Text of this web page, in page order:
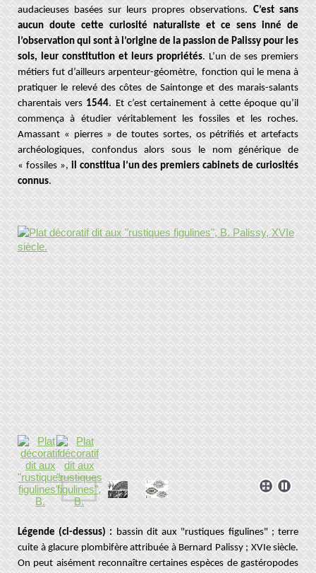
audacieuses basées sur leurs propres observations. C’est sans
aucun doute cette curiosité naturaliste et ce sens inné de
l’observation qui sont à l’origine de la passion de Palissy pour les
sols, leur constitution et leurs propriétés. L’un de ses premiers
métiers fut d’ailleurs arpenteur-géomètre, fonction qui le mena à
pratiquer le relevé des côtes de Saintonge et des marais-salants
charentais vers 1544. Et c’est certainement à cette époque qu’il
commença à étudier véritablement les fossiles et les roches.
Amassant « pierres » de toutes sortes, os pétrifiés et artefacts
archéologiques, confondus alors sous le nom générique de
« fossiles »,il constitua l’un des premiers cabinets de curiosités
connus.
Légende (ci-dessus) :bassin dit aux "rustiques figulines" ; terre
cuite à glacure plombifère attribuée à Bernard Palissy ; XVIe siècle.
On peut aisément reconnaître certaines espèces de gastéropodes